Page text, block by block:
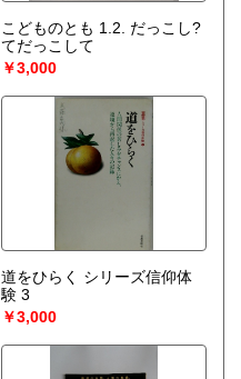
こどものとも 1.2. だっこし?
てだっこして
￥3,000
道をひらく シリーズ信仰体
験 3
￥3,000